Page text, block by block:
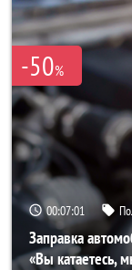
-50%
00:06:58
Заправка
«Вы катаетесь,